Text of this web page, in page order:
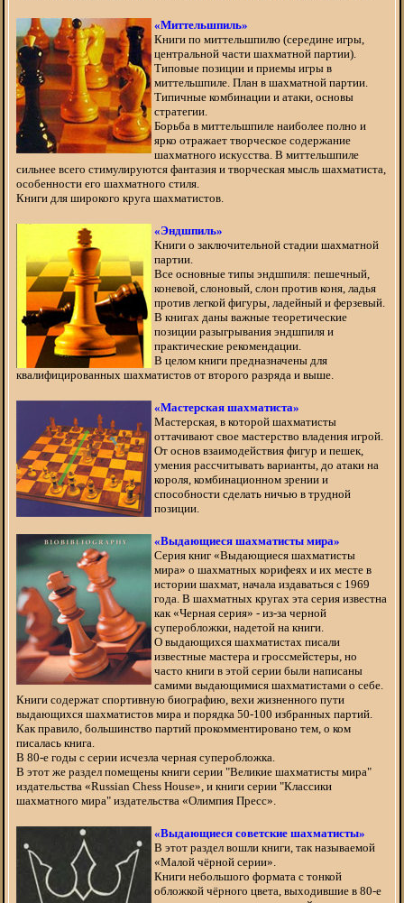
«Миттельшпиль»
Книги по миттельшпилю (середине игры,
центральной части шахматной партии).
Типовые позиции и приемы игры в
миттельшпиле. План в шахматной партии.
Типичные комбинации и атаки, основы
стратегии.
Борьба в миттельшпиле наиболее полно и
ярко отражает творческое содержание
шахматного искусства. В миттельшпиле
сильнее всего стимулируются фантазия и творческая мысль шахматиста,
особенности его шахматного стиля.
Книги для широкого круга шахматистов.
«Эндшпиль»
Книги о заключительной стадии шахматной
партии.
Все основные типы эндшпиля: пешечный,
коневой, слоновый, слон против коня, ладья
против легкой фигуры, ладейный и ферзевый.
В книгах даны важные теоретические
позиции разыгрывания эндшпиля и
практические рекомендации.
В целом книги предназначены для
квалифицированных шахматистов от второго разряда и выше.
«Мастерская шахматиста»
Мастерская, в которой шахматисты
оттачивают свое мастерство владения игрой.
От основ взаимодействия фигур и пешек,
умения рассчитывать варианты, до атаки на
короля, комбинационном зрении и
способности сделать ничью в трудной
позиции.
«Выдающиеся шахматисты мира»
Серия книг «Выдающиеся шахматисты
мира» о шахматных корифеях и их месте в
истории шахмат, начала издаваться с 1969
года. В шахматных кругах эта серия известна
как «Черная серия» - из-за черной
суперобложки, надетой на книги.
О выдающихся шахматистах писали
известные мастера и гроссмейстеры, но
часто книги в этой серии были написаны
самими выдающимися шахматистами о себе.
Книги содержат спортивную биографию, вехи жизненного пути
выдающихся шахматистов мира и порядка 50-100 избранных партий.
Как правило, большинство партий прокомментировано тем, о ком
писалась книга.
В 80-е годы с серии исчезла черная суперобложка.
В этот же раздел помещены книги серии "Великие шахматисты мира"
издательства «Russian Chess House», и книги серии "Классики
шахматного мира" издательства «Олимпия Пресс».
«Выдающиеся советские шахматисты»
В этот раздел вошли книги, так называемой
«Малой чёрной серии».
Книги небольшого формата с тонкой
обложкой чёрного цвета, выходившие в 80-е